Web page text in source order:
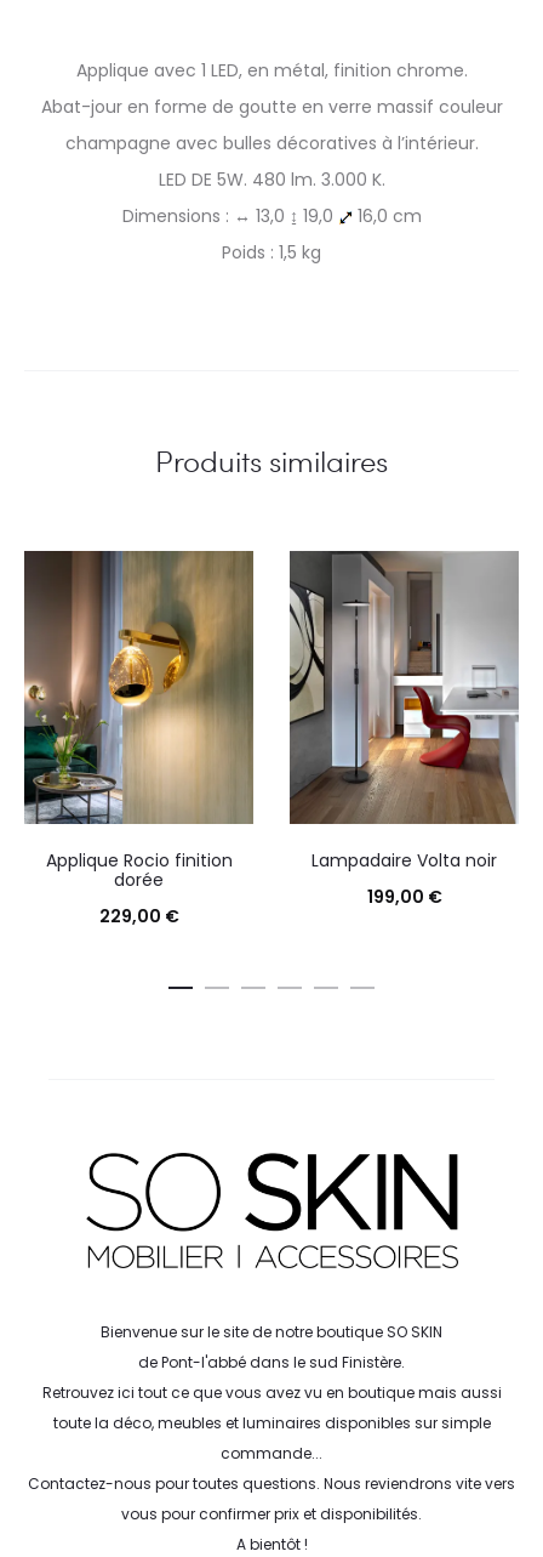
Applique avec 1 LED, en métal, finition chrome.
Abat-jour en forme de goutte en verre massif couleur
champagne avec bulles décoratives à l’intérieur.
LED DE 5W. 480 lm. 3.000 K.
Dimensions : ↔ 13,0 ↨ 19,0
16,0 cm
Poids : 1,5 kg
Produits similaires
Applique Rocio finition
dorée
229,00 €
Lampadaire Volta noir
199,00 €
Bienvenue sur le site de notre boutique SO SKIN
de Pont-l'abbé dans le sud Finistère.
Retrouvez ici tout ce que vous avez vu en boutique mais aussi
toute la déco, meubles et luminaires disponibles sur simple
commande...
Contactez-nous pour toutes questions. Nous reviendrons vite vers
vous pour confirmer prix et disponibilités.
A bientôt !